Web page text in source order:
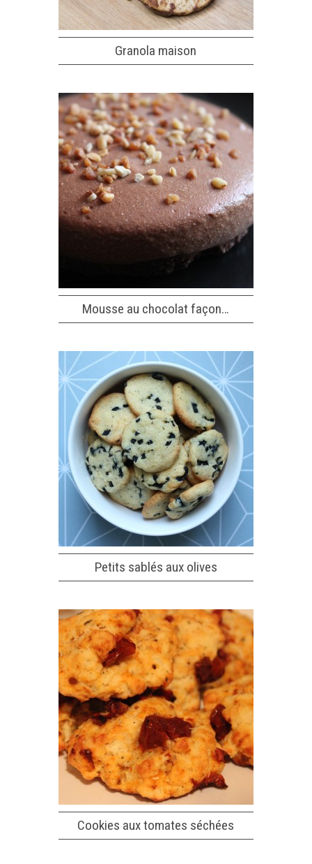
Granola maison
Mousse au chocolat façon…
Petits sablés aux olives
Cookies aux tomates séchées